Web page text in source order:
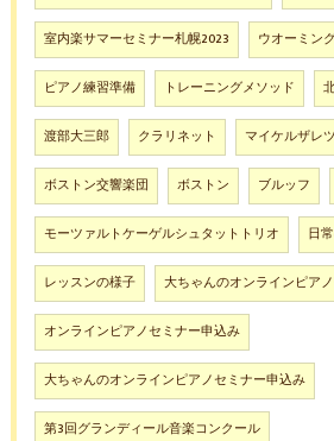
室内楽サマーセミナー札幌2023 ウオーミン
ピアノ練習準備 トレーニングメソッド
渡部大三郎 クラリネット マイケルザレ
ボストン交響楽団 ボストン ブルッフ
モーツァルトケーゲルシュタットトリオ 日
レッスンの様子 大ちゃんのオンラインピア
オンラインピアノセミナー申込み
大ちゃんのオンラインピアノセミナー申込み
第3回グランディール音楽コンクール